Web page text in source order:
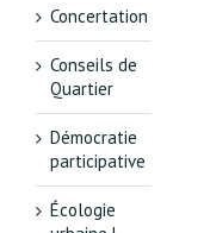
Concertation
Conseils de
Quartier
Démocratie
participative
Écologie